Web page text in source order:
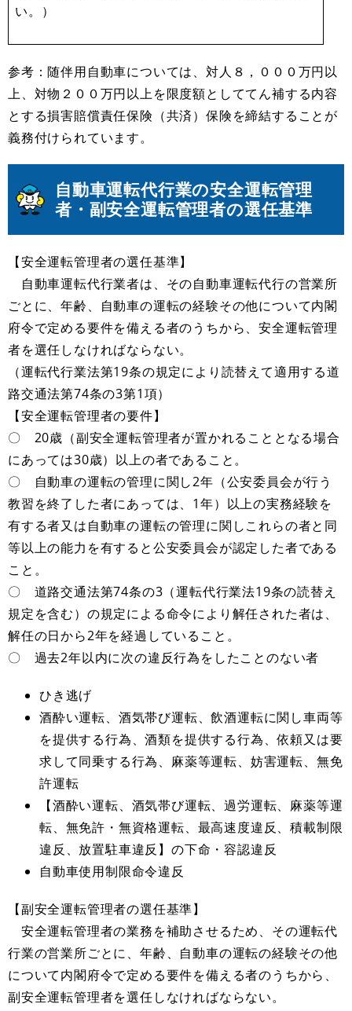
い。）
参考：随伴用自動車については、対人８，０００万円以
上、対物２００万円以上を限度額としててん補する内容
とする損害賠償責任保険（共済）保険を締結することが
義務付けられています。
自動車運転代行業の安全運転管理
者・副安全運転管理者の選任基準
【安全運転管理者の選任基準】
自動車運転代行業者は、その自動車運転代行の営業所
ごとに、年齢、自動車の運転の経験その他について内閣
府令で定める要件を備える者のうちから、安全運転管理
者を選任しなければならない。
（運転代行業法第19条の規定により読替えて適用する道
路交通法第74条の3第1項）
【安全運転管理者の要件】
〇 20歳（副安全運転管理者が置かれることとなる場合
にあっては30歳）以上の者であること。
〇 自動車の運転の管理に関し2年（公安委員会が行う
教習を終了した者にあっては、1年）以上の実務経験を
有する者又は自動車の運転の管理に関しこれらの者と同
等以上の能力を有すると公安委員会が認定した者である
こと。
〇 道路交通法第74条の3（運転代行業法19条の読替え
規定を含む）の規定による命令により解任された者は、
解任の日から2年を経過していること。
〇 過去2年以内に次の違反行為をしたことのない者
ひき逃げ
酒酔い運転、酒気帯び運転、飲酒運転に関し車両等
を提供する行為、酒類を提供する行為、依頼又は要
求して同乗する行為、麻薬等運転、妨害運転、無免
許運転
【酒酔い運転、酒気帯び運転、過労運転、麻薬等運
転、無免許・無資格運転、最高速度違反、積載制限
違反、放置駐車違反】の下命・容認違反
自動車使用制限命令違反
【副安全運転管理者の選任基準】
安全運転管理者の業務を補助させるため、その運転代
行業の営業所ごとに、年齢、自動車の運転の経験その他
について内閣府令で定める要件を備える者のうちから、
副安全運転管理者を選任しなければならない。